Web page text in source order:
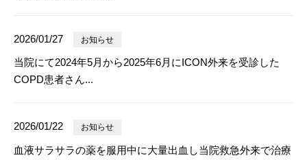
2026/01/27 お知らせ
当院にて2024年5月から2025年6月にICON外来を受診した
COPD患者さん...
2026/01/22 お知らせ
血液サラサラの薬を服用中に大量出血し当院救急外来で治療